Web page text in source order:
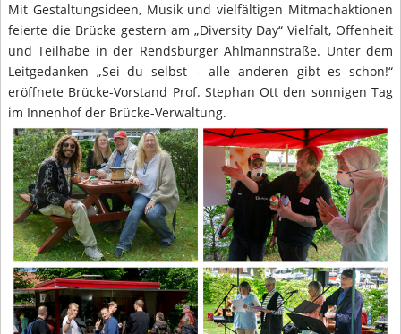
Mit Gestaltungsideen, Musik und vielfältigen Mitmachaktionen
feierte die Brücke gestern am „Diversity Day“ Vielfalt, Offenheit
und Teilhabe in der Rendsburger Ahlmannstraße. Unter dem
Leitgedanken „Sei du selbst – alle anderen gibt es schon!“
eröffnete Brücke-Vorstand Prof. Stephan Ott den sonnigen Tag
im Innenhof der Brücke-Verwaltung.